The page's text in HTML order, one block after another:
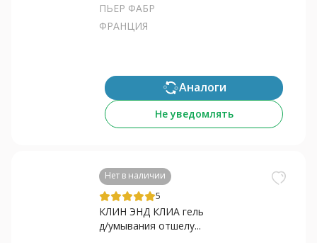
ПЬЕР ФАБР
ФРАНЦИЯ
Аналоги
Не уведомлять
Нет в наличии
5
КЛИН ЭНД КЛИА гель
д/умывания отшелу...